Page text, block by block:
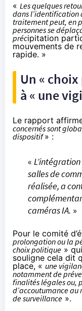
« Les quelques
dans l’identification
traitement peut, en
personnes se
précipitation
mouvements de
rapide. »
Un «
à « une
Le rapport
concernés sont
dispositif» :
«
salles de
réalisée, a
caméras IA. »
Pour le comité
prolongation ou la
choix politique »
souligne cela dit
place, « une
notamment de
finalités légales ou,
d’accoutumance au
de surveillance ».